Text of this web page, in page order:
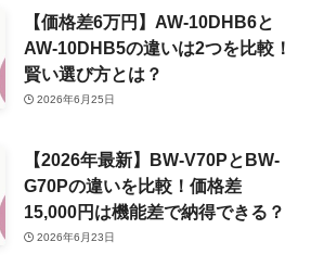
【価格差6万円】AW-10DHB6と
AW-10DHB5の違いは2つを比較！
賢い選び方とは？
2026年6月25日
【2026年最新】BW-V70PとBW-
G70Pの違いを比較！価格差
15,000円は機能差で納得できる？
2026年6月23日